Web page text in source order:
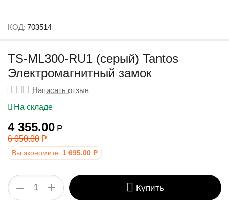
КОД: 703514
TS-ML300-RU1 (серый) Tantos
Электромагнитный замок
Написать отзыв
На складе
4 355.00 Р
6 050.00 Р
Вы экономите: 1 695.00 Р
+
− Купить